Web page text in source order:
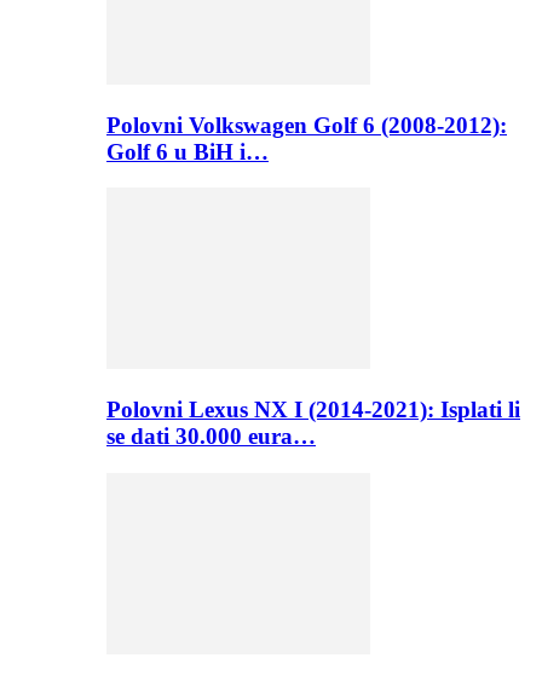
Polovni Volkswagen Golf 6 (2008-2012):
Golf 6 u BiH i…
Polovni Lexus NX I (2014-2021): Isplati li
se dati 30.000 eura…